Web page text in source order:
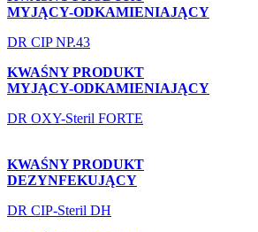
MYJĄCY-ODKAMIENIAJĄCY
DR CIP NP.43
KWAŚNY PRODUKT
MYJĄCY-ODKAMIENIAJĄCY
DR OXY-Steril FORTE
KWAŚNY PRODUKT
DEZYNFEKUJĄCY
DR CIP-Steril DH